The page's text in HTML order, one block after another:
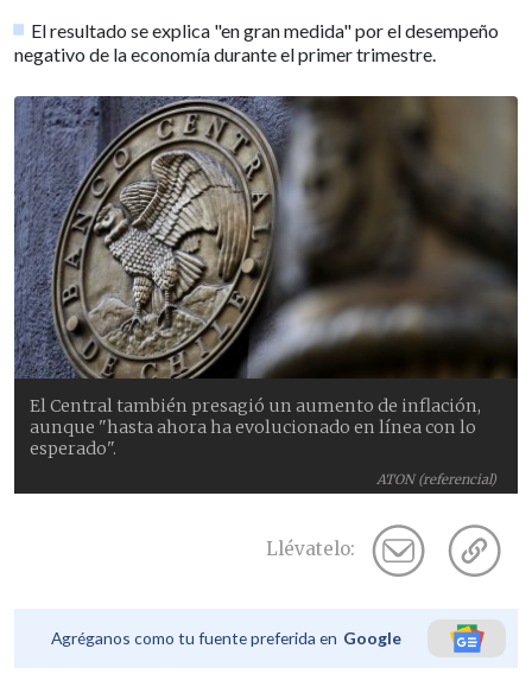
El resultado se explica "en gran medida" por el desempeño
negativo de la economía durante el primer trimestre.
ATON (referencial)
El Central también presagió un aumento de inflación,
aunque "hasta ahora ha evolucionado en línea con lo
esperado".
Llévatelo:
Agréganos como tu fuente preferida en Google